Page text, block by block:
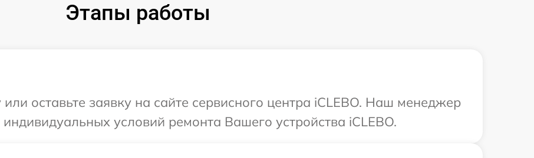
Этапы работы
оставьте заявку на сайте сервисного центра iCLEBO. Наш менеджер
условий ремонта Вашего устройства iCLEBO.